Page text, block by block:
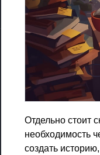
Отдельно стоит
необходимость
создать